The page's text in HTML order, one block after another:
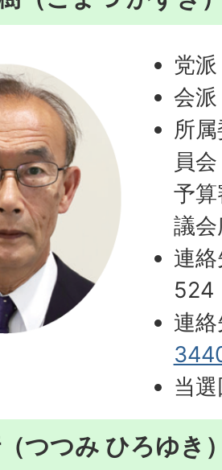
党
会
所
員会
予
議
連
524
連
当
つつみ ひろゆき